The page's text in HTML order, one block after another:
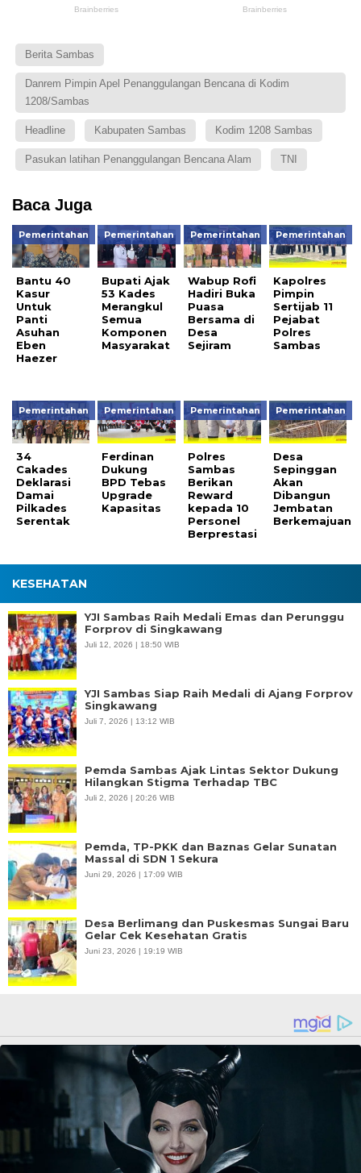
Berita Sambas
Danrem Pimpin Apel Penanggulangan Bencana di Kodim
1208/Sambas
Headline Kabupaten Sambas Kodim 1208 Sambas
Pasukan latihan Penanggulangan Bencana Alam TNI
Baca Juga
Pemerintahan
Bantu 40
Kasur
Untuk
Panti
Asuhan
Eben
Haezer
Pemerintahan
Bupati Ajak
53 Kades
Merangkul
Semua
Komponen
Masyarakat
Pemerintahan
Wabup Rofi
Hadiri Buka
Puasa
Bersama di
Desa
Sejiram
Pemerintahan
Kapolres
Pimpin
Sertijab 11
Pejabat
Polres
Sambas
Pemerintahan
34
Cakades
Deklarasi
Damai
Pilkades
Serentak
Pemerintahan
Ferdinan
Dukung
BPD Tebas
Upgrade
Kapasitas
Pemerintahan
Polres
Sambas
Berikan
Reward
kepada 10
Personel
Berprestasi
Pemerintahan
Desa
Sepinggan
Akan
Dibangun
Jembatan
Berkemajuan
KESEHATAN
YJI Sambas Raih Medali Emas dan Perunggu
Forprov di Singkawang
Juli 12, 2026 | 18:50 WIB
YJI Sambas Siap Raih Medali di Ajang Forprov
Singkawang
Juli 7, 2026 | 13:12 WIB
Pemda Sambas Ajak Lintas Sektor Dukung
Hilangkan Stigma Terhadap TBC
Juli 2, 2026 | 20:26 WIB
Pemda, TP-PKK dan Baznas Gelar Sunatan
Massal di SDN 1 Sekura
Juni 29, 2026 | 17:09 WIB
Desa Berlimang dan Puskesmas Sungai Baru
Gelar Cek Kesehatan Gratis
Juni 23, 2026 | 19:19 WIB